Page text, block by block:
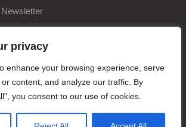
privacy
enhance your browsing experience, serve
content, and analyze our traffic. By
you consent to our use of cookies.